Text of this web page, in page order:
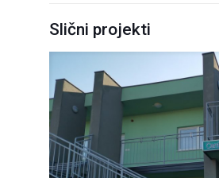
Slični projekti